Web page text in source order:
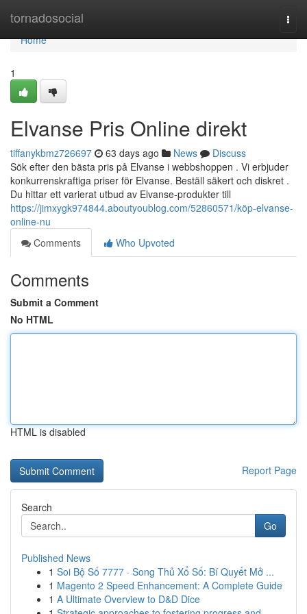
tornadosocial
Home
Home
1
Elvanse Pris Online direkt
tiffanykbmz726697 63 days ago News
Discuss
Sök efter den bästa pris på Elvanse i webbshoppen . Vi erbjuder
konkurrenskraftiga priser för Elvanse. Beställ säkert och diskret .
Du hittar ett varierat utbud av Elvanse-produkter till
https://jimxygk974844.aboutyoublog.com/52860571/köp-elvanse-
online-nu
Comments
Who Upvoted
Comments
Submit a Comment
No HTML
HTML is disabled
Report Page
Search
Go
Published News
1 Soi Bộ Số 7777 · Song Thủ Xổ Số: Bí Quyết Mở ...
1 Magento 2 Speed Enhancement: A Complete Guide
1 A Ultimate Overview to D&D Dice